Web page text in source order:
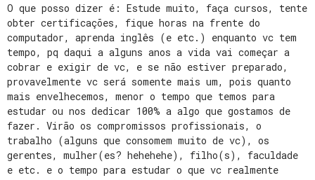
O que posso dizer é: Estude muito, faça cursos, tente
obter certificações, fique horas na frente do
computador, aprenda inglês (e etc.) enquanto vc tem
tempo, pq daqui a alguns anos a vida vai começar a
cobrar e exigir de vc, e se não estiver preparado,
provavelmente vc será somente mais um, pois quanto
mais envelhecemos, menor o tempo que temos para
estudar ou nos dedicar 100% a algo que gostamos de
fazer. Virão os compromissos profissionais, o
trabalho (alguns que consomem muito de vc), os
gerentes, mulher(es? hehehehe), filho(s), faculdade
e etc. e o tempo para estudar o que vc realmente